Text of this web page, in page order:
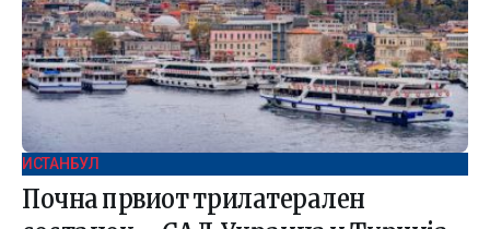
ИСТАНБУЛ
Почна првиот трилатерален